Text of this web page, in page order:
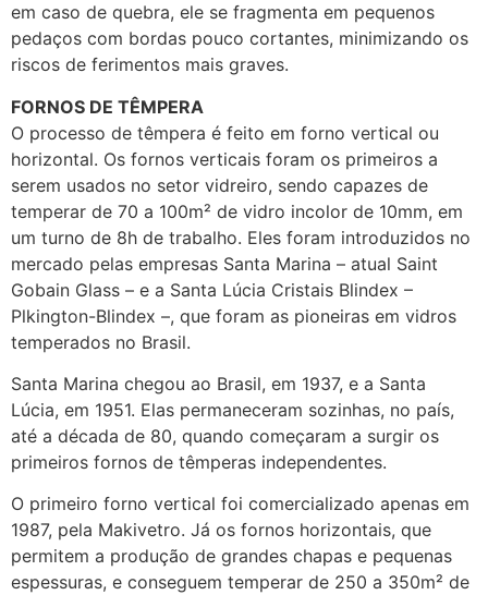
em caso de quebra, ele se fragmenta em pequenos
pedaços com bordas pouco cortantes, minimizando os
riscos de ferimentos mais graves.
FORNOS DE TÊMPERA
O processo de têmpera é feito em forno vertical ou
horizontal. Os fornos verticais foram os primeiros a
serem usados no setor vidreiro, sendo capazes de
temperar de 70 a 100m² de vidro incolor de 10mm, em
um turno de 8h de trabalho. Eles foram introduzidos no
mercado pelas empresas Santa Marina – atual Saint
Gobain Glass – e a Santa Lúcia Cristais Blindex –
Plkington-Blindex –, que foram as pioneiras em vidros
temperados no Brasil.
Santa Marina chegou ao Brasil, em 1937, e a Santa
Lúcia, em 1951. Elas permaneceram sozinhas, no país,
até a década de 80, quando começaram a surgir os
primeiros fornos de têmperas independentes.
O primeiro forno vertical foi comercializado apenas em
1987, pela Makivetro. Já os fornos horizontais, que
permitem a produção de grandes chapas e pequenas
espessuras, e conseguem temperar de 250 a 350m² de